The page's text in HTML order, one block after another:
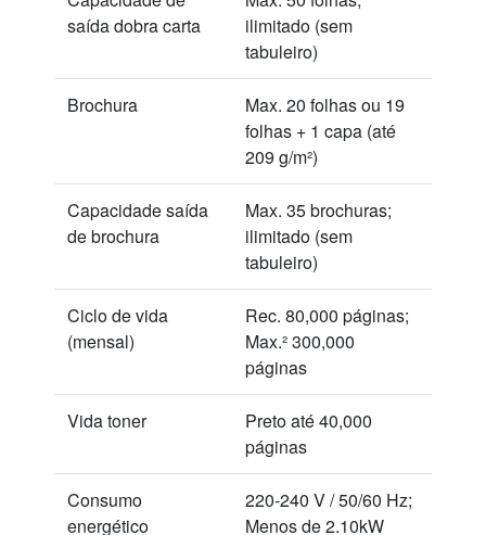
saída dobra carta
ilimitado (sem
tabuleiro)
Brochura
Max. 20 folhas ou 19
folhas + 1 capa (até
209 g/m²)
Capacidade saída
de brochura
Max. 35 brochuras;
ilimitado (sem
tabuleiro)
Ciclo de vida
(mensal)
Rec. 80,000 páginas;
Max.² 300,000
páginas
Vida toner
Preto até 40,000
páginas
Consumo
energético
220-240 V / 50/60 Hz;
Menos de 2.10kW